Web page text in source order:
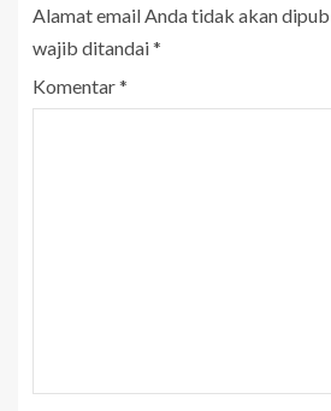
Alamat email Anda tidak akan
wajib ditandai*
Komentar*